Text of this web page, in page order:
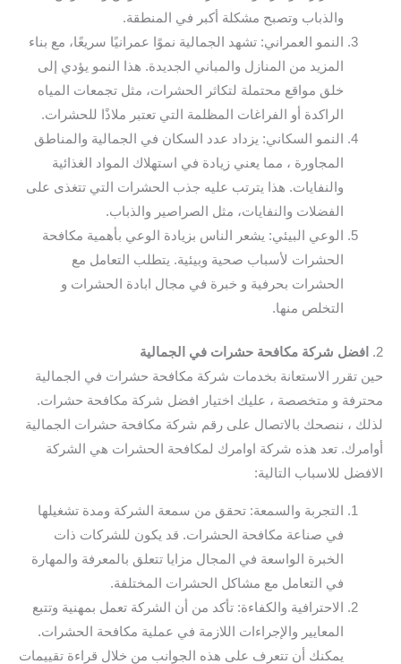
والذباب وتصبح مشكلة أكبر في المنطقة.
النمو العمراني: تشهد الجمالية نموًا عمرانيًا سريعًا، مع بناء
المزيد من المنازل والمباني الجديدة. هذا النمو يؤدي إلى
خلق مواقع محتملة لتكاثر الحشرات، مثل تجمعات المياه
الراكدة أو الفراغات المظلمة التي تعتبر ملاذًا للحشرات.
النمو السكاني: يزداد عدد السكان في الجمالية والمناطق
المجاورة ، مما يعني زيادة في استهلاك المواد الغذائية
والنفايات. هذا يترتب عليه جذب الحشرات التي تتغذى على
الفضلات والنفايات، مثل الصراصير والذباب.
الوعي البيئي: يشعر الناس بزيادة الوعي بأهمية مكافحة
الحشرات لأسباب صحية وبيئية. يتطلب التعامل مع
الحشرات بحرفية و خبرة في مجال ابادة الحشرات و
التخلص منها.
2.
افضل شركة مكافحة حشرات في الجمالية
حين تقرر الاستعانة بخدمات شركة مكافحة حشرات في الجمالية
محترفة و متخصصة ، عليك اختيار افضل شركة مكافحة حشرات.
لذلك ، ننصحك بالاتصال على رقم شركة مكافحة حشرات الجمالية
أوامرك. تعد هذه شركة اوامرك لمكافحة الحشرات هي الشركة
الافضل للاسباب التالية:
التجربة والسمعة: تحقق من سمعة الشركة ومدة تشغيلها
في صناعة مكافحة الحشرات. قد يكون للشركات ذات
الخبرة الواسعة في المجال مزايا تتعلق بالمعرفة والمهارة
في التعامل مع مشاكل الحشرات المختلفة.
الاحترافية والكفاءة: تأكد من أن الشركة تعمل بمهنية وتتبع
المعايير والإجراءات اللازمة في عملية مكافحة الحشرات.
يمكنك أن تتعرف على هذه الجوانب من خلال قراءة تقييمات